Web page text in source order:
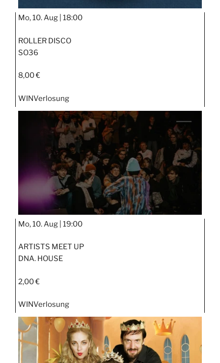
Mo, 10. Aug | 18:00
ROLLER DISCO
SO36
8,00 €
WINVerlosung
Mo, 10. Aug | 19:00
ARTISTS MEET UP
DNA. HOUSE
2,00 €
WINVerlosung